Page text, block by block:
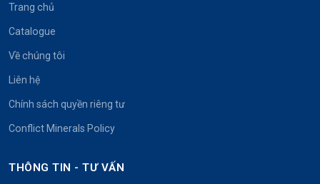
Trang chủ
Catalogue
Về chúng tôi
Liên hệ
Chính sách quyền riêng tư
Conflict Minerals Policy
THÔNG TIN - TƯ VẤN